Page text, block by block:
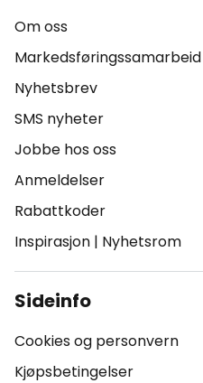
Om oss
Markedsføringssamarbeid
Nyhetsbrev
SMS nyheter
Jobbe hos oss
Anmeldelser
Rabattkoder
Inspirasjon | Nyhetsrom
Sideinfo
Cookies og personvern
Kjøpsbetingelser